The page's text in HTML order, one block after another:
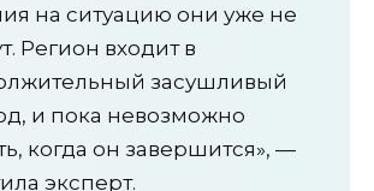
на ситуацию они уже не
Регион входит в
засушливый
и пока невозможно
когда он завершится», —
эксперт.